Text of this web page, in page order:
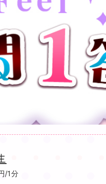
チャネリング
オーラ
数秘術
マヤ暦
/1分